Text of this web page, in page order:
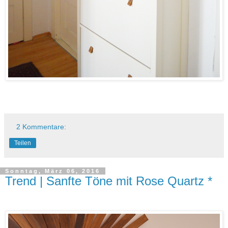
2 Kommentare:
Teilen
Sonntag, März 06, 2016
Trend | Sanfte Töne mit Rose Quartz *